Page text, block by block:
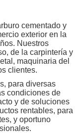
cementado y
exterior en la
Nuestros
de la carpintería y
maquinaria del
clientes.
para diversas
condiciones de
y de soluciones
rentables, para
y oportuno